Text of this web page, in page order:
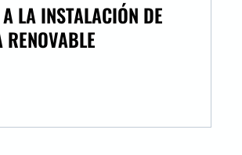
LA INSTALACIÓN DE
RENOVABLE